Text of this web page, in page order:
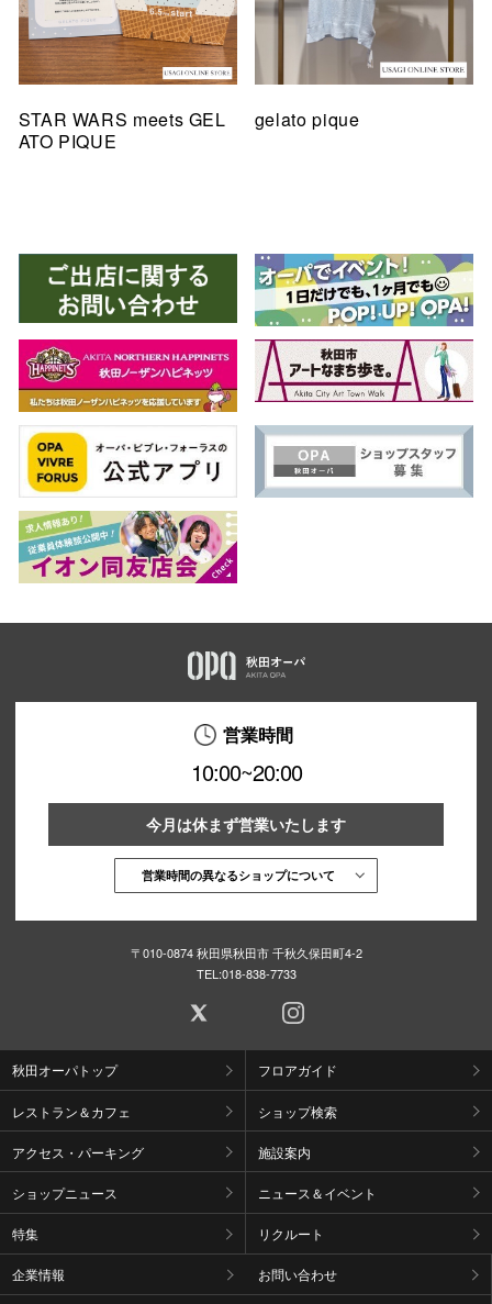
STAR WARS meets GEL
ATO PIQUE
gelato pique
営業時間
10:00~20:00
今月は休まず営業いたします
営業時間の異なるショップについて
〒010-0874 秋田県秋田市 千秋久保田町4-2
TEL:018-838-7733
秋田オーパトップ フロアガイド
レストラン＆カフェ ショップ検索
アクセス・パーキング 施設案内
ショップニュース ニュース＆イベント
特集 リクルート
企業情報 お問い合わせ